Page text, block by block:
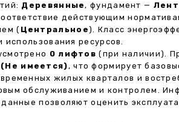
Деревянные, фундамент —
действующим
( Центральное). Класс
ресурсов.
0 лифтов (при наличии).
имеется), что формирует
жилых кварталов и
обслуживанием и контролем.
данные позволяют оценить